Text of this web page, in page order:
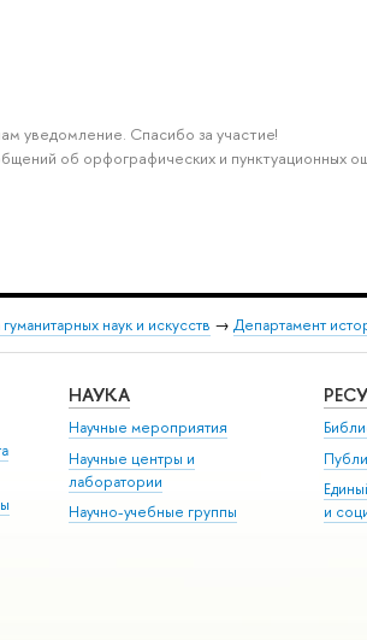
уведомление. Спасибо за участие!
об орфографических и пунктуационных
наук и искусств → Департамент
НАУКА
Научные мероприятия
Научные центры и
лаборатории
Научно-учебные группы
и